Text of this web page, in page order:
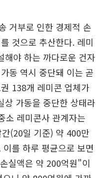
거부로 인한 경제적 손
것으로 추산한다. 레미
해야 하는 까다로운 건자
동 역시 중단돼 이는 곧
138개 레미콘 업체가
상 가동을 중단한 상태라
소 레미콘사 관계자는
(20일 기준) 약 400만
를 하루 평균으로 보면
실액은 약 200억원"이